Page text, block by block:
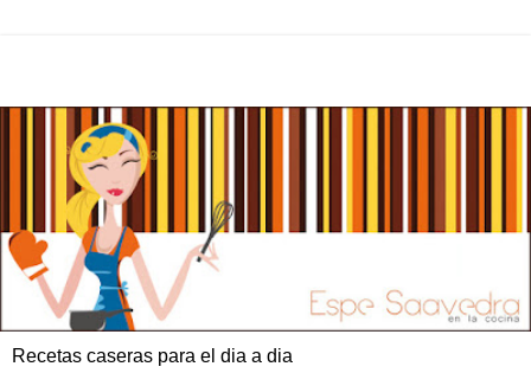
Recetas caseras para el dia a dia